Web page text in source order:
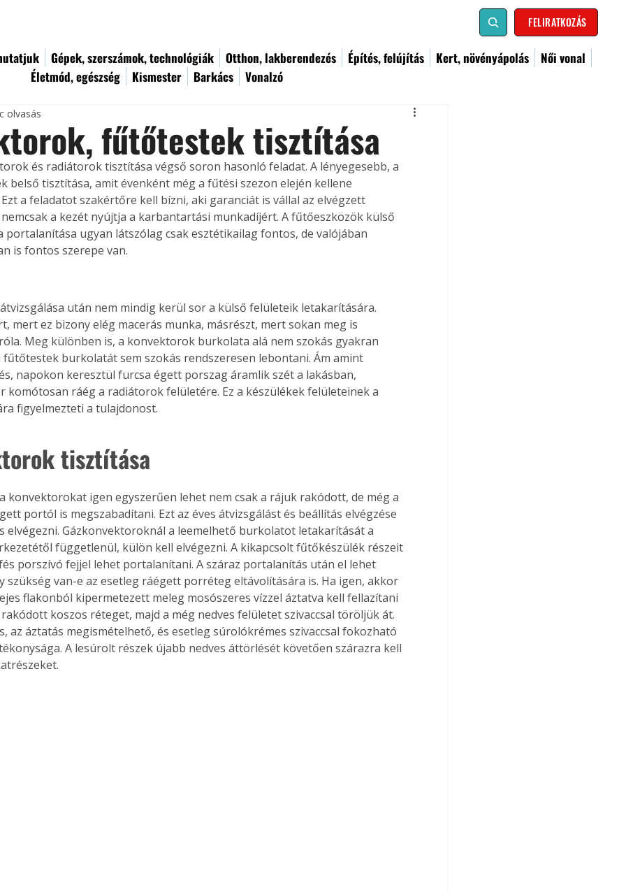
FELIRATKOZÁS
Gépek, szerszámok, technológiák Otthon, lakberendezés Építés, felújítás Kert, növényápolás
Női vonal
Életmód, egészség
Kismester Barkács Vonalzó
fűtőtestek tisztítása
olvasás
és radiátorok tisztítása végső soron hasonló feladat. A lényegesebb, a
belső tisztítása, amit évenként még a fűtési szezon elején kellene
a feladatot szakértőre kell bízni, aki garanciát is vállal az elvégzett
a kezét nyújtja a karbantartási munkadíjért. A fűtőeszközök külső
portalanítása ugyan látszólag csak esztétikailag fontos, de valójában
is fontos szerepe van.
után nem mindig kerül sor a külső felületeik letakarítására.
mert ez bizony elég macerás munka, másrészt, mert sokan meg is
Meg különben is, a konvektorok burkolata alá nem szokás gyakran
fűtőtestek burkolatát sem szokás rendszeresen lebontani. Ám amint
napokon keresztül furcsa égett porszag áramlik szét a lakásban,
komótosan ráég a radiátorok felületére. Ez a készülékek felületeinek a
figyelmezteti a tulajdonost.
tisztítása
konvektorokat igen egyszerűen lehet nem csak a rájuk rakódott, de még a
portól is megszabadítani. Ezt az éves átvizsgálást és beállítás elvégzése
elvégezni. Gázkonvektoroknál a leemelhető burkolatot letakarítását a
függetlenül, külön kell elvégezni. A kikapcsolt fűtőkészülék részeit
porszívó fejjel lehet portalanítani. A száraz portalanítás után el lehet
szükség van-e az esetleg ráégett porréteg eltávolítására is. Ha igen, akkor
flakonból kipermetezett meleg mosószeres vízzel áztatva kell fellazítani
koszos réteget, majd a még nedves felületet szivaccsal töröljük át.
az áztatás megismételhető, és esetleg súrolókrémes szivaccsal fokozható
A lesúrolt részek újabb nedves áttörlését követően szárazra kell